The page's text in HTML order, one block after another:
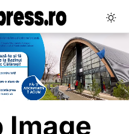
Image